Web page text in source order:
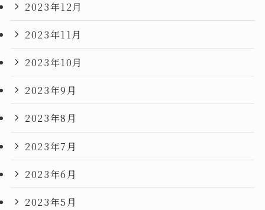
2023年12月
2023年11月
2023年10月
2023年9月
2023年8月
2023年7月
2023年6月
2023年5月